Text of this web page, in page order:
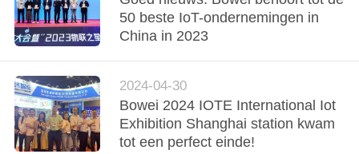
VERZOEK
OM
EEN
CITAAT
50 beste IoT-ondernemingen in
China in 2023
2024-04-30
Bowei 2024 IOTE International Iot
Exhibition Shanghai station kwam
tot een perfect einde!